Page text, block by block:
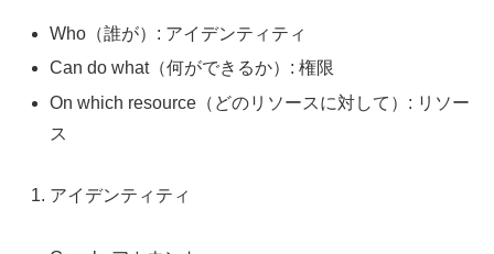
Who（誰が）: アイデンティティ
Can do what（何ができるか）: 権限
On which resource（どのリソースに対して）: リソー
ス
アイデンティティ